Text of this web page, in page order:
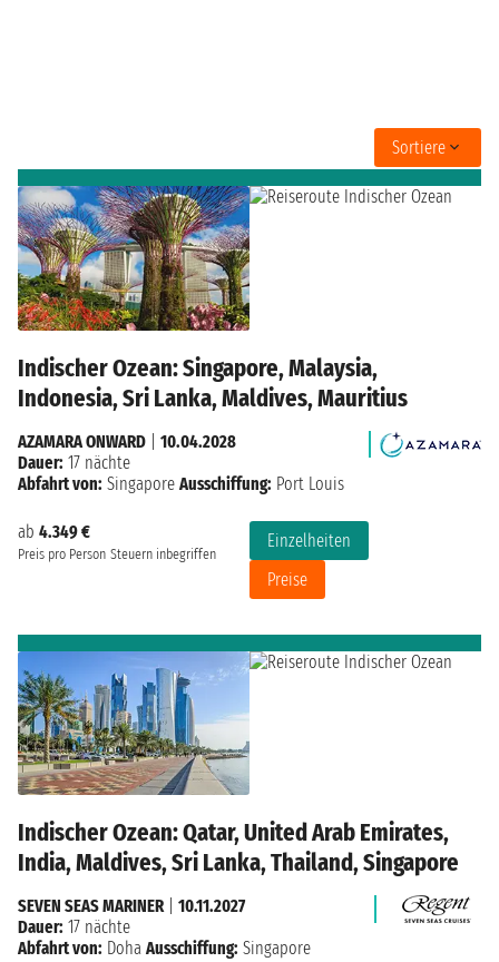
Sortiere
Indischer Ozean: Singapore, Malaysia,
Indonesia, Sri Lanka, Maldives, Mauritius
ab 4.349 €
Preis pro Person Steuern inbegriffen
Einzelheiten
Preise
AZAMARA ONWARD
10.04.2028
Dauer: 17 nächte
Abfahrt von: Singapore Ausschiffung: Port Louis
Indischer Ozean: Qatar, United Arab Emirates,
India, Maldives, Sri Lanka, Thailand, Singapore
SEVEN SEAS MARINER| 10.11.2027
Dauer: 17 nächte
Abfahrt von: Doha Ausschiffung: Singapore